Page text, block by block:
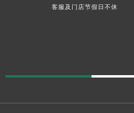
客服及门店节假日不休